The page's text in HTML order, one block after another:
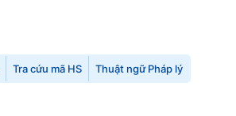
Tra cứu mã HS Thuật ngữ Pháp lý